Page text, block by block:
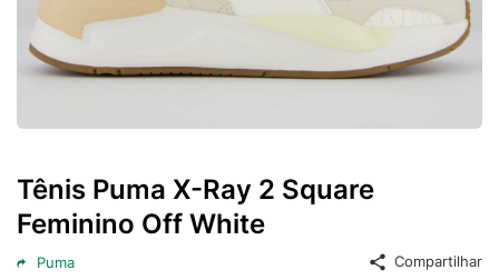
Tênis Puma X-Ray 2 Square
Feminino Off White
Puma Compartilhar